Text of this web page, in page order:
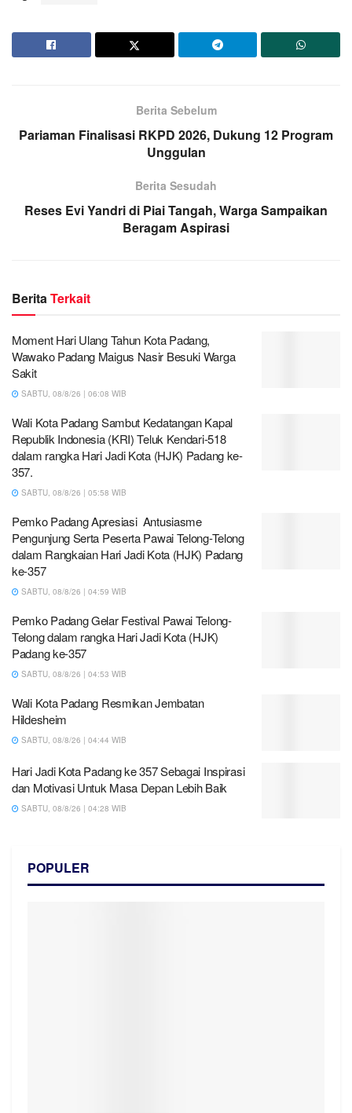
Berita Sebelum
Pariaman Finalisasi RKPD 2026, Dukung 12 Program
Unggulan
Berita Sesudah
Reses Evi Yandri di Piai Tangah, Warga Sampaikan
Beragam Aspirasi
BeritaTerkait
Moment Hari Ulang Tahun Kota Padang,
Wawako Padang Maigus Nasir Besuki Warga
Sakit
SABTU, 08/8/26 | 06:08 WIB
Wali Kota Padang Sambut Kedatangan Kapal
Republik Indonesia (KRI) Teluk Kendari-518
dalam rangka Hari Jadi Kota (HJK) Padang ke-
357.
SABTU, 08/8/26 | 05:58 WIB
Pemko Padang Apresiasi Antusiasme
Pengunjung Serta Peserta Pawai Telong-Telong
dalam Rangkaian Hari Jadi Kota (HJK) Padang
ke-357
SABTU, 08/8/26 | 04:59 WIB
Pemko Padang Gelar Festival Pawai Telong-
Telong dalam rangka Hari Jadi Kota (HJK)
Padang ke-357
SABTU, 08/8/26 | 04:53 WIB
Wali Kota Padang Resmikan Jembatan
Hildesheim
SABTU, 08/8/26 | 04:44 WIB
Hari Jadi Kota Padang ke 357 Sebagai Inspirasi
dan Motivasi Untuk Masa Depan Lebih Baik
SABTU, 08/8/26 | 04:28 WIB
POPULER